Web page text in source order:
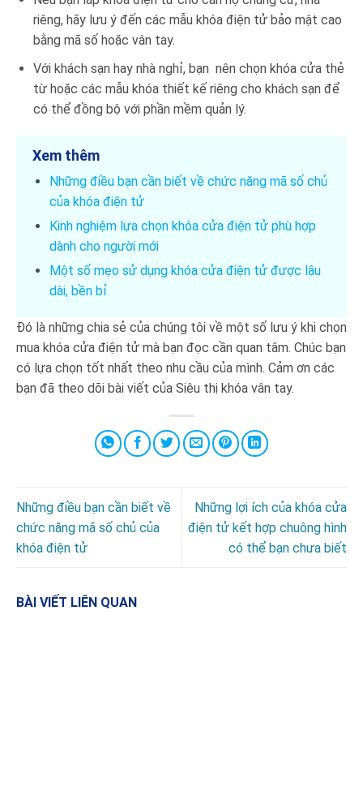
riêng, hãy lưu ý đến các mẫu khóa điện tử bảo mật cao
bằng mã số hoặc vân tay.
Với khách sạn hay nhà nghỉ, bạn nên chọn khóa cửa thẻ
từ hoặc các mẫu khóa thiết kế riêng cho khách sạn để
có thể đồng bộ với phần mềm quản lý.
Xem thêm
Những điều bạn cần biết về chức năng mã số chủ
của khóa điện tử
Kinh nghiệm lựa chọn khóa cửa điện tử phù hợp
dành cho người mới
Một số mẹo sử dụng khóa cửa điện tử được lâu
dài, bền bỉ
Đó là những chia sẻ của chúng tôi về một số lưu ý khi chọn
mua khóa cửa điện tử mà bạn đọc cần quan tâm. Chúc bạn
có lựa chọn tốt nhất theo nhu cầu của mình. Cảm ơn các
bạn đã theo dõi bài viết của Siêu thị khóa vân tay.
Những điều bạn cần biết về
chức năng mã số chủ của
khóa điện tử
Những lợi ích của khóa cửa
điện tử kết hợp chuông hình
có thể bạn chưa biết
BÀI VIẾT LIÊN QUAN